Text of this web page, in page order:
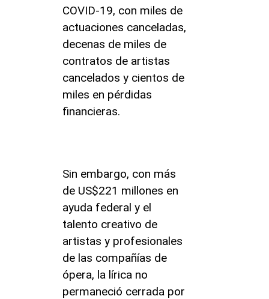
COVID-19, con miles de
actuaciones canceladas,
decenas de miles de
contratos de artistas
cancelados y cientos de
miles en pérdidas
financieras.
Sin embargo, con más
de US$221 millones en
ayuda federal y el
talento creativo de
artistas y profesionales
de las compañías de
ópera, la lírica no
permaneció cerrada por